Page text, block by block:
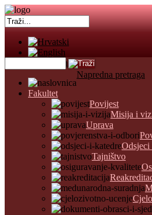
Fakultet
Povijest
Misija i
Uprava
Odsjeci
Tajništvo
Napredna pretraga